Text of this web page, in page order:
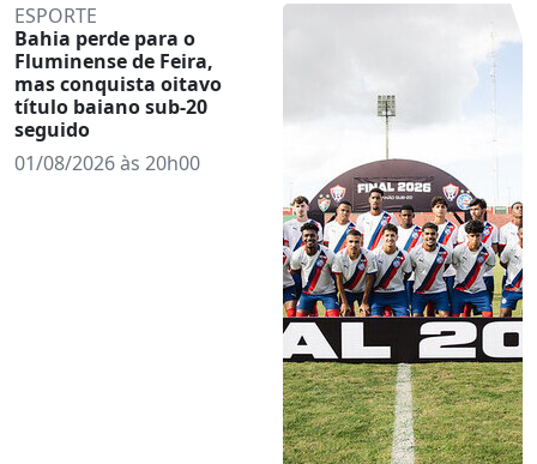
ESPORTE
Bahia perde para o
Fluminense de Feira,
mas conquista oitavo
título baiano sub-20
seguido
01/08/2026 às 20h00